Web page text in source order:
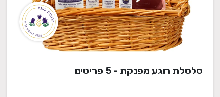
סלסלת רוגע מפנקת - 5 פריטים